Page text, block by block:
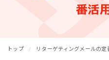
番活
トップ リターゲティングメールの定